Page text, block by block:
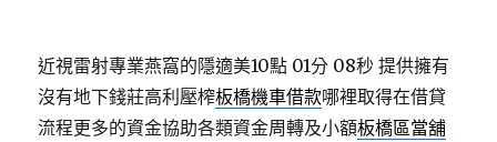
近視雷射專業燕窩的隱適美10點 01分 08秒 提供擁有
沒有地下錢莊高利壓榨板橋機車借款哪裡取得在借貸
流程更多的資金協助各類資金周轉及小額板橋區當舖